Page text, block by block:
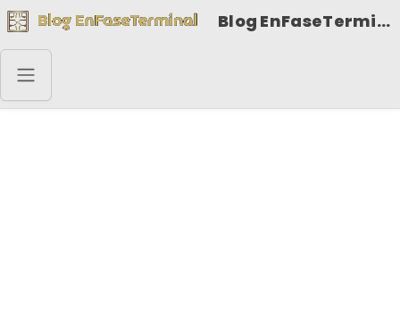
Blog EnFaseTerminal